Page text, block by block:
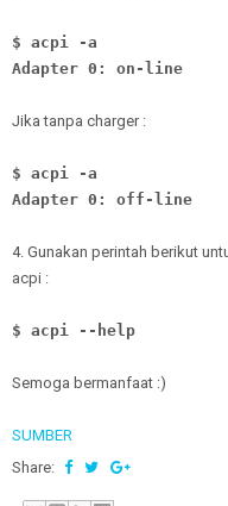
$ acpi -a
Adapter 0: on-line
Jika tanpa charger :
$ acpi -a
Adapter 0: off-line
4. Gunakan perintah berikut
acpi :
$ acpi --help
Semoga bermanfaat :)
SUMBER
Share: